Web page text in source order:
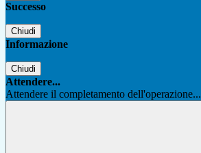
Successo
Chiudi
Informazione
Chiudi
Attendere...
Attendere il completamento dell'operazione...